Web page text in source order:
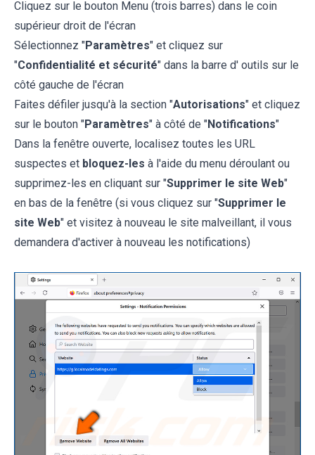
Cliquez sur le bouton Menu (trois barres) dans le coin
supérieur droit de l'écran
Sélectionnez "Paramètres" et cliquez sur
"Confidentialité et sécurité" dans la barre d' outils sur le
côté gauche de l'écran
Faites défiler jusqu'à la section "Autorisations" et cliquez
sur le bouton "Paramètres" à côté de "Notifications"
Dans la fenêtre ouverte, localisez toutes les URL
suspectes et bloquez-les à l'aide du menu déroulant ou
supprimez-les en cliquant sur "Supprimer le site Web"
en bas de la fenêtre (si vous cliquez sur "Supprimer le
site Web" et visitez à nouveau le site malveillant, il vous
demandera d'activer à nouveau les notifications)